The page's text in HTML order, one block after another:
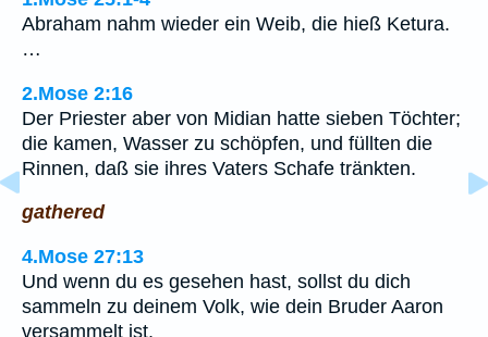
Abraham nahm wieder ein Weib, die hieß Ketura.
…
2.Mose 2:16
Der Priester aber von Midian hatte sieben Töchter;
die kamen, Wasser zu schöpfen, und füllten die
Rinnen, daß sie ihres Vaters Schafe tränkten.
gathered
4.Mose 27:13
Und wenn du es gesehen hast, sollst du dich
sammeln zu deinem Volk, wie dein Bruder Aaron
versammelt ist,